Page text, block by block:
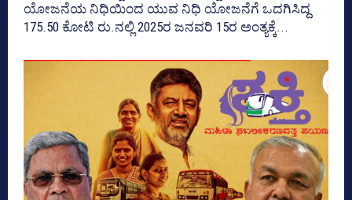
ಯೋಜನೆಯ ನಿಧಿಯಿಂದ ಯುವ ನಿಧಿ ಯೋಜನೆಗೆ ಒದಗಿಸಿದ್ದ
175.50 ಕೋಟಿ ರು.ನಲ್ಲಿ 2025ರ ಜನವರಿ 15ರ ಅಂತ್ಯಕ್ಕೆ...